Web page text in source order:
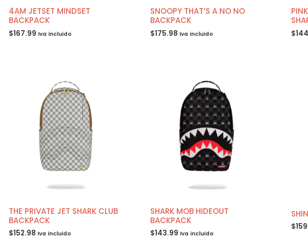
4AM JETSET MINDSET
BACKPACK
$167.99 Iva incluido
SNOOPY THAT’S A NO NO
BACKPACK
$175.98 Iva incluido $
THE PRIVATE JET SHARK CLUB
BACKPACK
$152.98 Iva incluido
SHARK MOB HIDEOUT
BACKPACK
$143.99 Iva incluido
$